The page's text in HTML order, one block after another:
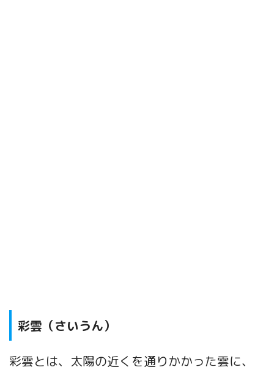
彩雲（さいうん）
彩雲とは、太陽の近くを通りかかった雲に、